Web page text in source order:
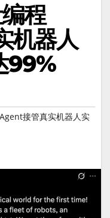
程
机器人
99%
接管真实机器人实